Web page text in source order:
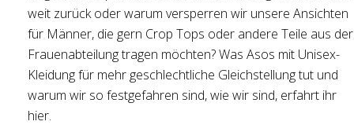
weit zurück oder warum versperren wir unsere Ansichten
für Männer, die gern Crop Tops oder andere Teile aus der
Frauenabteilung tragen möchten? Was Asos mit Unisex-
Kleidung für mehr geschlechtliche Gleichstellung tut und
warum wir so festgefahren sind, wie wir sind, erfahrt ihr
hier.